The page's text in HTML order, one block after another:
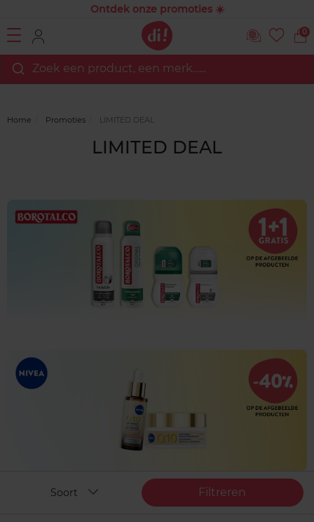
Ontdek onze promoties ☀️
0
Zoek een product, een merk…...
Home Promoties LIMITED DEAL
LIMITED DEAL
Filtreren
Soort